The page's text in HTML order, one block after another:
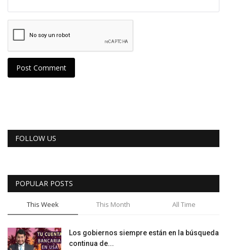
Post Comment
FOLLOW US
POPULAR POSTS
This Week This Month All Time
Los gobiernos siempre están en la búsqueda
continua de...